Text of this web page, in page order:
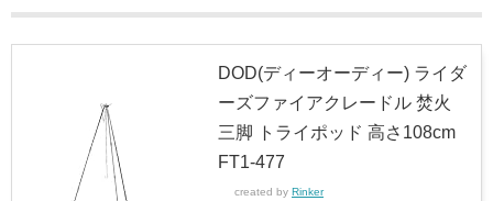
DOD(ディーオーディー) ライダ
ーズファイアクレードル 焚火
三脚 トライポッド 高さ108cm
FT1-477
created by Rinker